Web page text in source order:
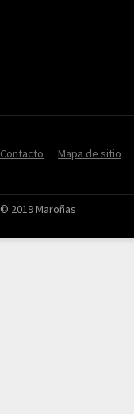
Contacto Mapa de sitio
© 2019 Maroñas